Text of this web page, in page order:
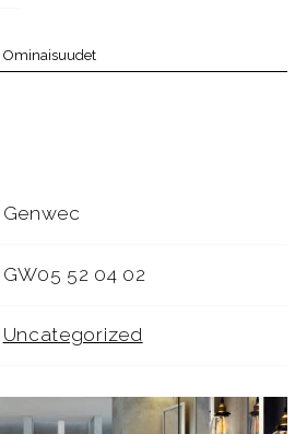
Ominaisuudet
Genwec
GW05 52 04 02
Uncategorized